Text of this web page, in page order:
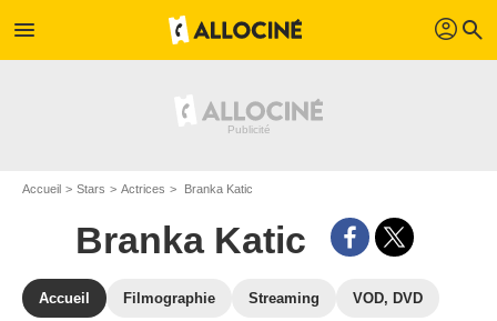
menu profil search
Accueil Stars Actrices Branka Katic
Branka Katic
Accueil Filmographie Streaming VOD, DVD